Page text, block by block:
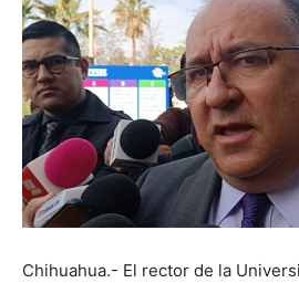
Chihuahua.- ‬El rector de la